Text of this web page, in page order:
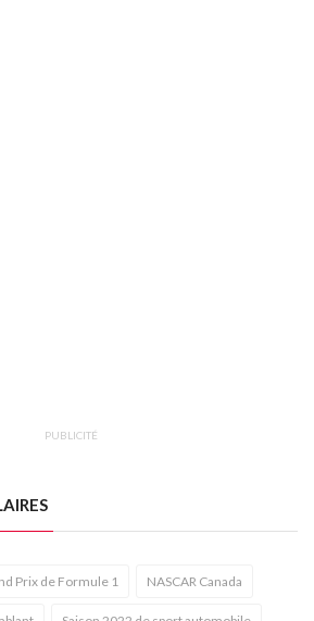
PUBLICITÉ
Prix de Formule 1 NASCAR Canada